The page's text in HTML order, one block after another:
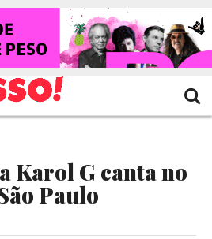
Karol G canta no
Paulo